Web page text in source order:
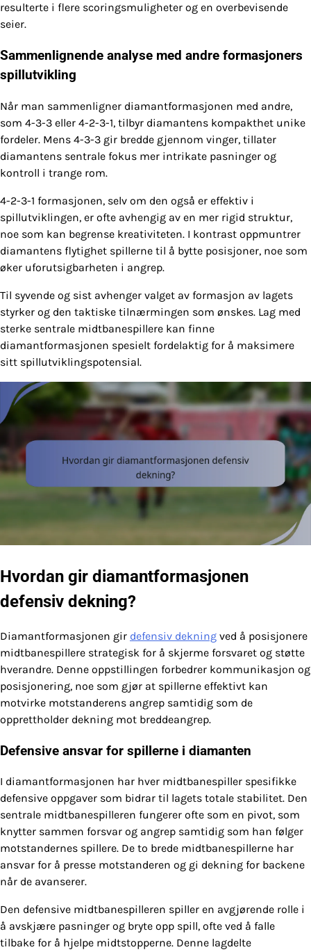
resulterte i flere scoringsmuligheter og en overbevisende
seier.
Sammenlignende analyse med andre formasjoners
spillutvikling
Når man sammenligner diamantformasjonen med andre,
som 4-3-3 eller 4-2-3-1, tilbyr diamantens kompakthet unike
fordeler. Mens 4-3-3 gir bredde gjennom vinger, tillater
diamantens sentrale fokus mer intrikate pasninger og
kontroll i trange rom.
4-2-3-1 formasjonen, selv om den også er effektiv i
spillutviklingen, er ofte avhengig av en mer rigid struktur,
noe som kan begrense kreativiteten. I kontrast oppmuntrer
diamantens flytighet spillerne til å bytte posisjoner, noe som
øker uforutsigbarheten i angrep.
Til syvende og sist avhenger valget av formasjon av lagets
styrker og den taktiske tilnærmingen som ønskes. Lag med
sterke sentrale midtbanespillere kan finne
diamantformasjonen spesielt fordelaktig for å maksimere
sitt spillutviklingspotensial.
Hvordan gir diamantformasjonen
defensiv dekning?
Diamantformasjonen gir defensiv dekning ved å posisjonere
midtbanespillere strategisk for å skjerme forsvaret og støtte
hverandre. Denne oppstillingen forbedrer kommunikasjon og
posisjonering, noe som gjør at spillerne effektivt kan
motvirke motstanderens angrep samtidig som de
opprettholder dekning mot breddeangrep.
Defensive ansvar for spillerne i diamanten
I diamantformasjonen har hver midtbanespiller spesifikke
defensive oppgaver som bidrar til lagets totale stabilitet. Den
sentrale midtbanespilleren fungerer ofte som en pivot, som
knytter sammen forsvar og angrep samtidig som han følger
motstandernes spillere. De to brede midtbanespillerne har
ansvar for å presse motstanderen og gi dekning for backene
når de avanserer.
Den defensive midtbanespilleren spiller en avgjørende rolle i
å avskjære pasninger og bryte opp spill, ofte ved å falle
tilbake for å hjelpe midtstopperne. Denne lagdelte